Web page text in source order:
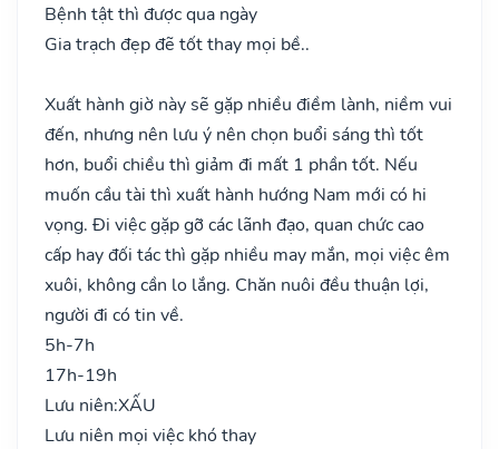
Bệnh tật thì được qua ngày
Gia trạch đẹp đẽ tốt thay mọi bề..
Xuất hành giờ này sẽ gặp nhiều điềm lành, niềm vui
đến, nhưng nên lưu ý nên chọn buổi sáng thì tốt
hơn, buổi chiều thì giảm đi mất 1 phần tốt. Nếu
muốn cầu tài thì xuất hành hướng Nam mới có hi
vọng. Đi việc gặp gỡ các lãnh đạo, quan chức cao
cấp hay đối tác thì gặp nhiều may mắn, mọi việc êm
xuôi, không cần lo lắng. Chăn nuôi đều thuận lợi,
người đi có tin về.
5h-7h
17h-19h
Lưu niên:XẤU
Lưu niên mọi việc khó thay